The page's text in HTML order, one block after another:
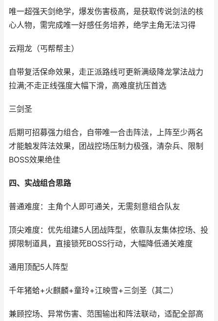
唯一超强天剑绝学，爆发伤害极高，是获取传说剑法的核
心人物，需完成唯一好感任务培养，绝学主角无法习得
云翔龙（丐帮帮主）
自带复活保命效果，走正派路线可更新满级降龙掌法战力
拉满;不走正线强度大幅下滑，高难度抗压首选
三剑圣
后期可招募强力组合，自带唯一合击阵法，上阵至少两名
才能触发阵法效果，团战控场压制力极强，清杂兵、限制
BOSS效果绝佳
四、实战组合思路
普通难度：主角个人即可通关，无需刻意组合队友
顶尖难度：优先组建5人团战阵型，依靠队友集体控场、投
掷限制道具，直接锁死BOSS行动，大幅降低通关难度
通用顶配5人阵型
千年猪蛤+火麒麟+童玲+江映雪+三剑圣（其二）
兼顾控场、异常伤害、范围输出和阵法联动，适配全部高